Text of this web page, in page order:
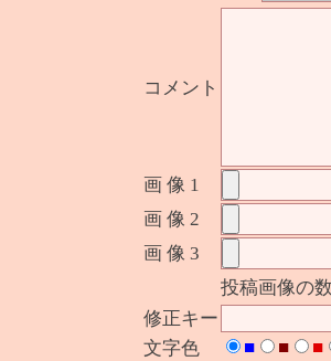
コメント
画 像 1
画 像 2
画 像 3
投稿画像の
修正キー
文字色
■ ■ ■